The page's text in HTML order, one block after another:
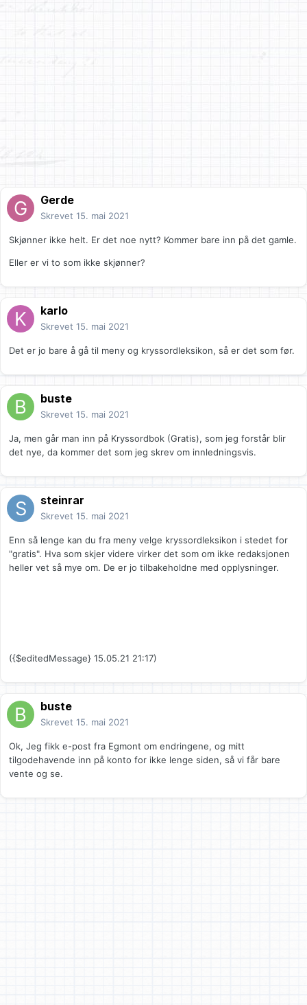
Gerde
Skrevet 15. mai 2021
Skjønner ikke helt. Er det noe nytt? Kommer bare inn på det gamle.
Eller er vi to som ikke skjønner?
karlo
Skrevet 15. mai 2021
Det er jo bare å gå til meny og kryssordleksikon, så er det som før.
buste
Skrevet 15. mai 2021
Ja, men går man inn på Kryssordbok (Gratis), som jeg forstår blir
det nye, da kommer det som jeg skrev om innledningsvis.
steinrar
Skrevet 15. mai 2021
Enn så lenge kan du fra meny velge kryssordleksikon i stedet for
"gratis". Hva som skjer videre virker det som om ikke redaksjonen
heller vet så mye om. De er jo tilbakeholdne med opplysninger.
({$editedMessage} 15.05.21 21:17)
buste
Skrevet 15. mai 2021
Ok, Jeg fikk e-post fra Egmont om endringene, og mitt
tilgodehavende inn på konto for ikke lenge siden, så vi får bare
vente og se.